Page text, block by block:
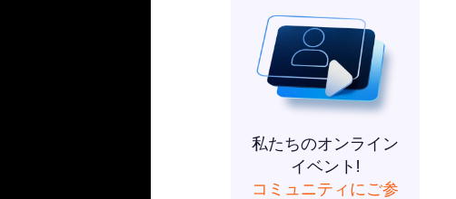
私たちのオンライン
イベント!
コミュニティにご参